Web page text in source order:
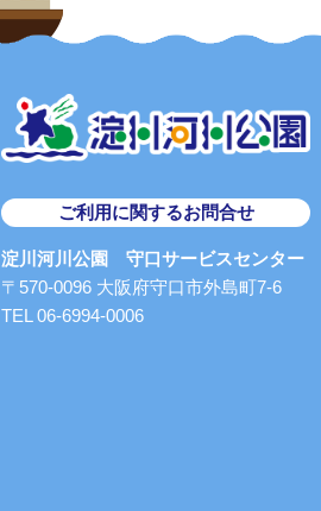
ご利用に関するお問合せ
淀川河川公園 守口サービスセンター
〒570-0096 大阪府守口市外島町7-6
TEL 06-6994-0006